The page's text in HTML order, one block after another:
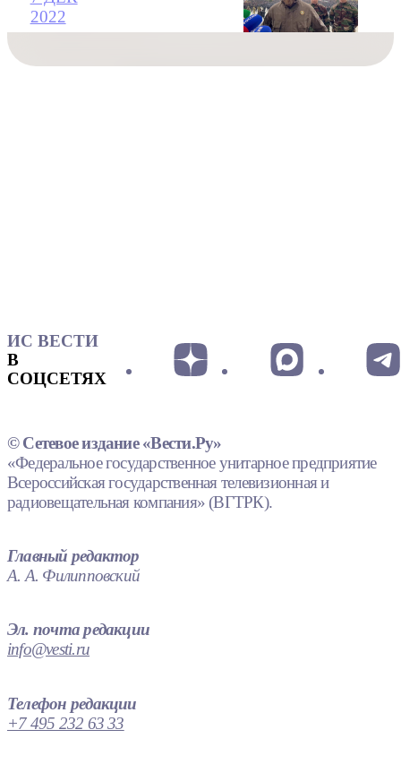
2022
ИС ВЕСТИ
В
СОЦСЕТЯХ
© Сетевое издание «Вести.Ру»
«Федеральное государственное унитарное предприятие
Всероссийская государственная телевизионная и
радиовещательная компания» (ВГТРК).
Главный редактор
А. А. Филипповский
Эл. почта редакции
info@vesti.ru
Телефон редакции
+7 495 232 63 33